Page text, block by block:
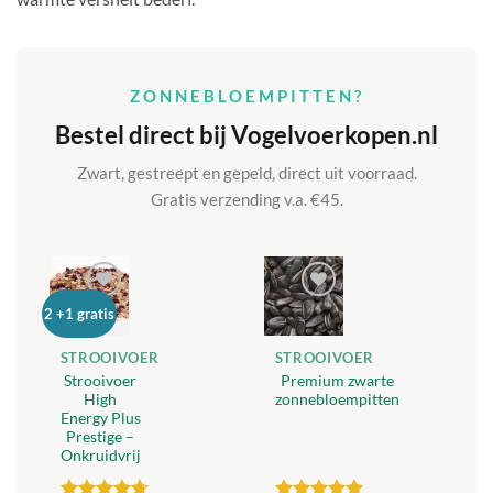
ZONNEBLOEMPITTEN?
Bestel direct bij Vogelvoerkopen.nl
Zwart, gestreept en gepeld, direct uit voorraad.
Gratis verzending v.a. €45.
2 +1 gratis
Toevoegen
verlanglijst
STROOIVOER
Strooivoer
High
Energy Plus
Prestige –
Onkruidvrij
Toevoegen
aan
STROOIVOER
Premium zwarte
zonnebloempitten